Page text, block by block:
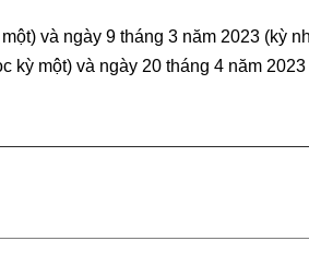
và ngày 9 tháng 3 năm 2023 (kỳ
kỳ một) và ngày 20 tháng 4 năm